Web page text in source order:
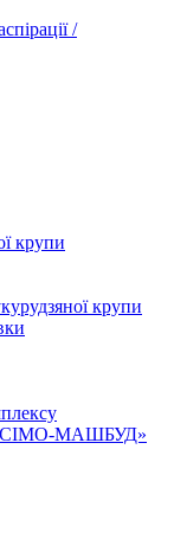
/
крупи
крупи
СІМО-МАШБУД»